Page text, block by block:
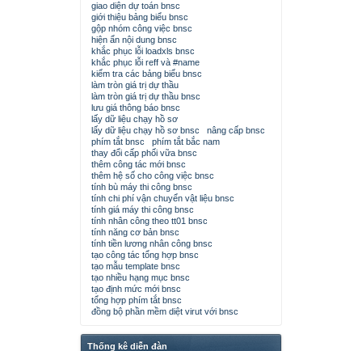
giao diện dự toán bnsc
giới thiệu bảng biểu bnsc
gộp nhóm công việc bnsc
hiện ẩn nội dung bnsc
khắc phục lỗi loadxls bnsc
khắc phục lỗi reff và #name
kiểm tra các bảng biểu bnsc
làm tròn giá trị dự thầu
làm tròn giá trị dự thầu bnsc
lưu giá thông báo bnsc
lấy dữ liệu chạy hồ sơ
lấy dữ liệu chạy hồ sơ bnsc
nâng cấp bnsc
phím tắt bnsc
phím tắt bắc nam
thay đổi cấp phối vữa bnsc
thêm công tác mới bnsc
thêm hệ số cho công việc bnsc
tính bù máy thi công bnsc
tính chi phí vận chuyển vật liệu bnsc
tính giá máy thi công bnsc
tính nhân công theo tt01 bnsc
tính năng cơ bản bnsc
tính tiền lương nhân công bnsc
tạo công tác tổng hợp bnsc
tạo mẫu template bnsc
tạo nhiều hạng mục bnsc
tạo định mức mới bnsc
tổng hợp phím tắt bnsc
đồng bộ phần mềm diệt virut với bnsc
Thống kê diễn đàn